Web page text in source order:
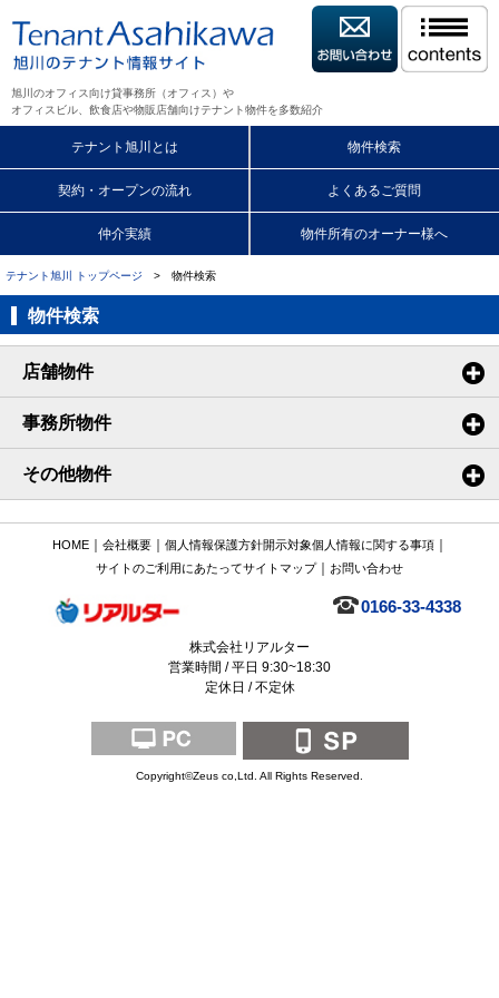
旭川のオフィス向け貸事務所（オフィス）や
オフィスビル、飲食店や物販店舗向けテナント物件を多数紹介
テナント旭川とは 物件検索
契約・オープンの流れ よくあるご質問
仲介実績 物件所有のオーナー様へ
テナント旭川 トップページ > 物件検索
物件検索
店舗物件
事務所物件
その他物件
HOME｜ 会社概要｜ 個人情報保護方針開示対象個人情報に関する事項｜
サイトのご利用にあたってサイトマップ｜ お問い合わせ
0166-33-4338
株式会社リアルター
営業時間 / 平日 9:30~18:30
定休日 / 不定休
Copyright©Zeus co,Ltd. All Rights Reserved.